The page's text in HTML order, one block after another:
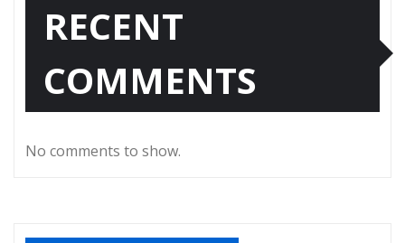
RECENT
COMMENTS
No comments to show.